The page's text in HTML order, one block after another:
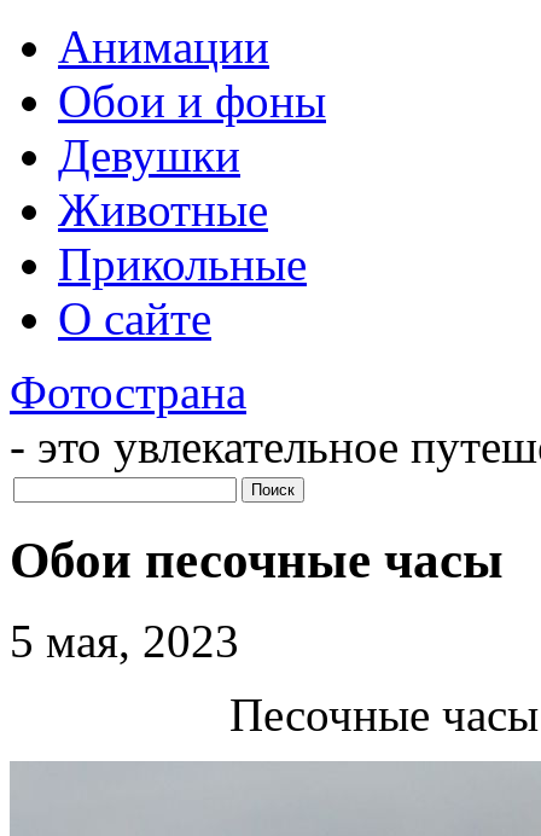
Анимации
Обои и фоны
Девушки
Животные
Прикольные
О сайте
Фотострана
- это увлекательное
Обои песочные часы
5 мая, 2023
Песочные